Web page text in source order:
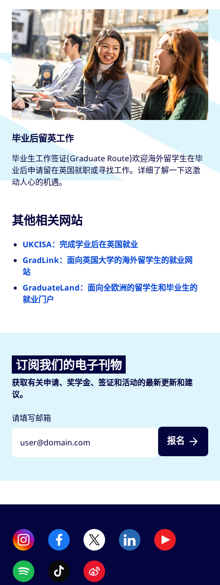
毕业后留英工作
毕业生工作签证(Graduate Route)欢迎海外留学生在毕
业后申请留在英国就职或寻找工作。详细了解一下这激
动人心的机遇。
其他相关网站
UKCISA：完成学业后在英国就业
GradLink：面向英国大学的海外留学生的就业网
站
GraduateLand：面向全欧洲的留学生和毕业生的
就业门户
订阅我们的电子刊物
获取有关申请、奖学金、签证和活动的最新更新和建
议。
请填写邮箱
报名